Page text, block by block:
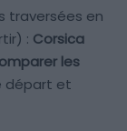
traversées en
: Corsica
les
départ et